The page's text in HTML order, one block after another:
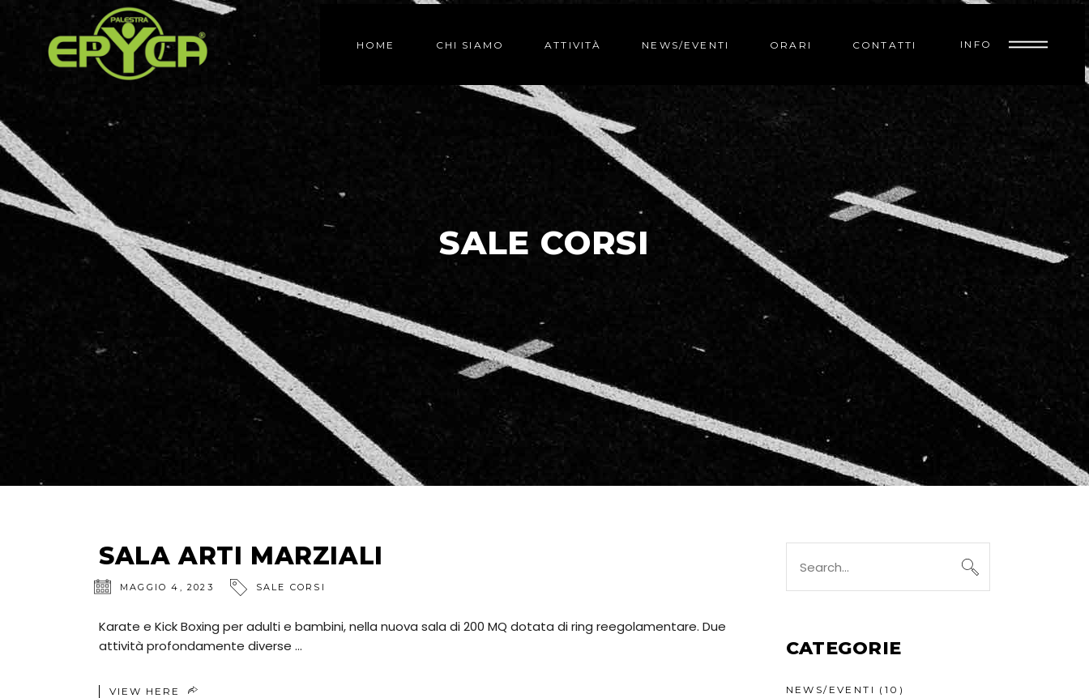
HOME CHI SIAMO ATTIVITÀ NEWS/EVENTI ORARI CONTATTI INFO
SALE CORSI
SALA ARTI MARZIALI
MAGGIO 4, 2023 SALE CORSI
Karate e Kick Boxing per adulti e bambini, nella nuova sala di 200 MQ dotata di ring reegolamentare. Due
attività profondamente diverse
VIEW HERE
for:
CATEGORIE
NEWS/EVENTI (10)